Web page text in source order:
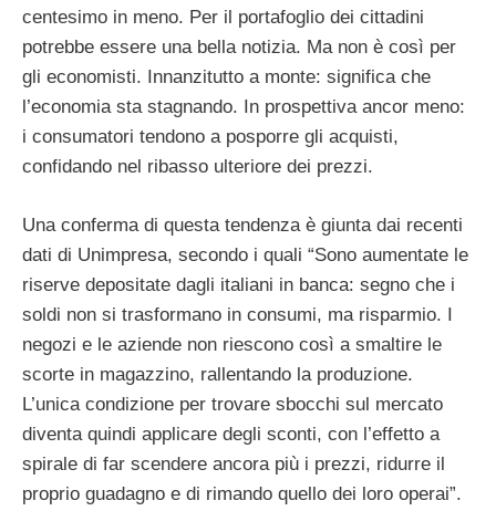
centesimo in meno. Per il portafoglio dei cittadini
potrebbe essere una bella notizia. Ma non è così per
gli economisti. Innanzitutto a monte: significa che
l’economia sta stagnando. In prospettiva ancor meno:
i consumatori tendono a posporre gli acquisti,
confidando nel ribasso ulteriore dei prezzi.
Una conferma di questa tendenza è giunta dai recenti
dati di Unimpresa, secondo i quali “Sono aumentate le
riserve depositate dagli italiani in banca: segno che i
soldi non si trasformano in consumi, ma risparmio. I
negozi e le aziende non riescono così a smaltire le
scorte in magazzino, rallentando la produzione.
L’unica condizione per trovare sbocchi sul mercato
diventa quindi applicare degli sconti, con l’effetto a
spirale di far scendere ancora più i prezzi, ridurre il
proprio guadagno e di rimando quello dei loro operai”.